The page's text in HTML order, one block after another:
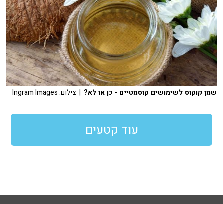
שמן קוקוס לשימושים קוסמטיים - כן או לא? | צילום: Ingram Images
עוד קטעים